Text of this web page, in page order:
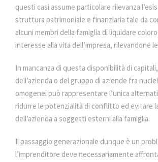
questi casi assume particolare rilevanza
struttura patrimoniale e finanziaria tale da
alcuni membri della famiglia di liquidare
interesse alla vita dell’impresa, rilevandone
In mancanza di questa disponibilità di
dell’azienda o del gruppo di aziende fra
omogenei può rappresentare l’unica
ridurre le potenzialità di conflitto ed evitare
dell’azienda a soggetti esterni alla famiglia.
Il passaggio generazionale dunque è un
l’imprenditore deve necessariamente